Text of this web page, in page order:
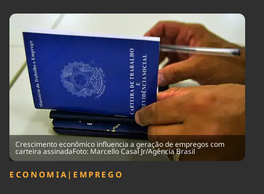
Agronegócios
Brasil
Brasil Mineral
Ciência &
Tecnologia
Cinema
Comportamento
Economia
Educação
Infraestrutura
Internacional
Meio Ambiente
Podcast
Política
Saúde
Tempo
Crescimento econômico influencia a geração de empregos com
carteira assinadaFoto: Marcello Casal Jr/Agência Brasil
ECONOMIA | EMPREGO